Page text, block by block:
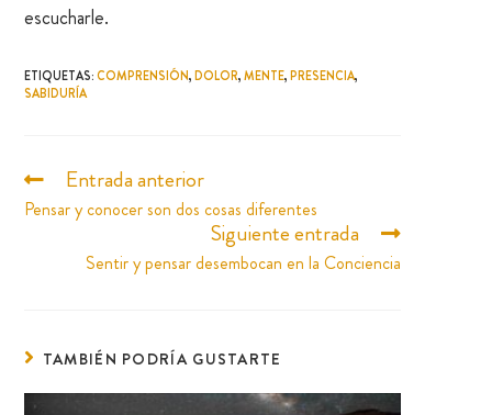
escucharle.
ETIQUETAS:COMPRENSIÓN, DOLOR, MENTE, PRESENCIA,
SABIDURÍA
Entrada anterior
Pensar y conocer son dos cosas diferentes
Siguiente entrada
Sentir y pensar desembocan en la Conciencia
TAMBIÉN PODRÍA GUSTARTE